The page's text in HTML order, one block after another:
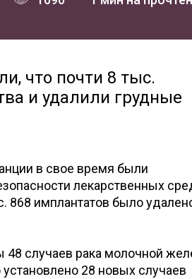
что почти 8 тыс.
и удалили грудные
в свое время были
лекарственных
868 имплантатов было
случаев рака молочной
28 новых случаев